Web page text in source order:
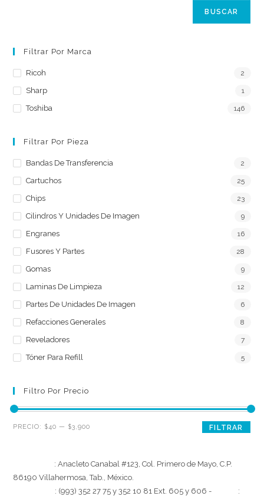
BUSCAR
Filtrar Por Marca
Ricoh 2
Sharp 1
Toshiba 146
Filtrar Por Pieza
Bandas De Transferencia 2
Cartuchos 25
Chips 23
Cilindros Y Unidades De Imagen 9
Engranes 16
Fusores Y Partes 28
Gomas 9
Laminas De Limpieza 12
Partes De Unidades De Imagen 6
Refacciones Generales 8
Reveladores 7
Tóner Para Refill 5
Filtro Por Precio
Precio
Precio
FILTRAR
PRECIO: $40 — $3,900
: Anacleto Canabal #123, Col. Primero de Mayo, C.P.
86190 Villahermosa, Tab., México.
: (993) 352 27 75 y 352 10 81 Ext. 605 y 606 -
: